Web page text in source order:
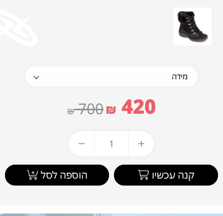
420
₪
700
₪
קנה עכשיו הוספה לסל